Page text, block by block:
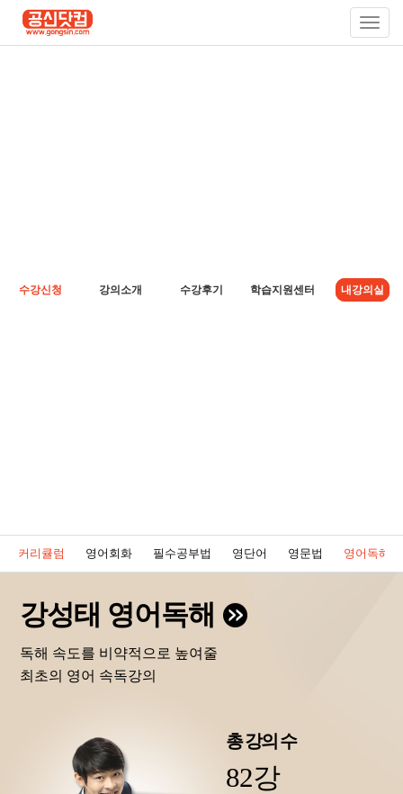
수강신청 강의소개 수강후기 학습지원센터 내강의실
커리큘럼 영어회화 필수공부법 영단어 영문법 영어독해
강성태 영어독해
독해 속도를 비약적으로 높여줄
최초의 영어 속독강의
총 강의 수
82강